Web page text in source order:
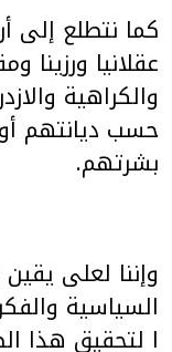
كما نتطلع إلى
عقلانيا ورزينا
والكراهية
حسب ديانتهم
بشرتهم.
وإننا لعلى
السياسية
ا لتحقيق هذا